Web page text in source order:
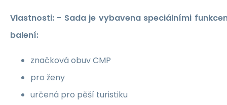
Vlastnosti: - Sada je vybavena speciálními
balení:
značková obuv CMP
pro ženy
určená pro pěší turistiku